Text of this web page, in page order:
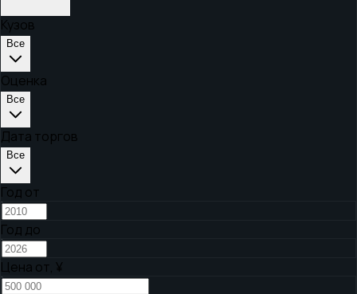
Кузов
Все
Оценка
Все
Дата торгов
Все
Год от
Год до
Цена от, ¥